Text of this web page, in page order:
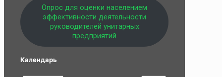
Опрос для оценки населением
эффективности деятельности
руководителей унитарных
предприятий
Календарь